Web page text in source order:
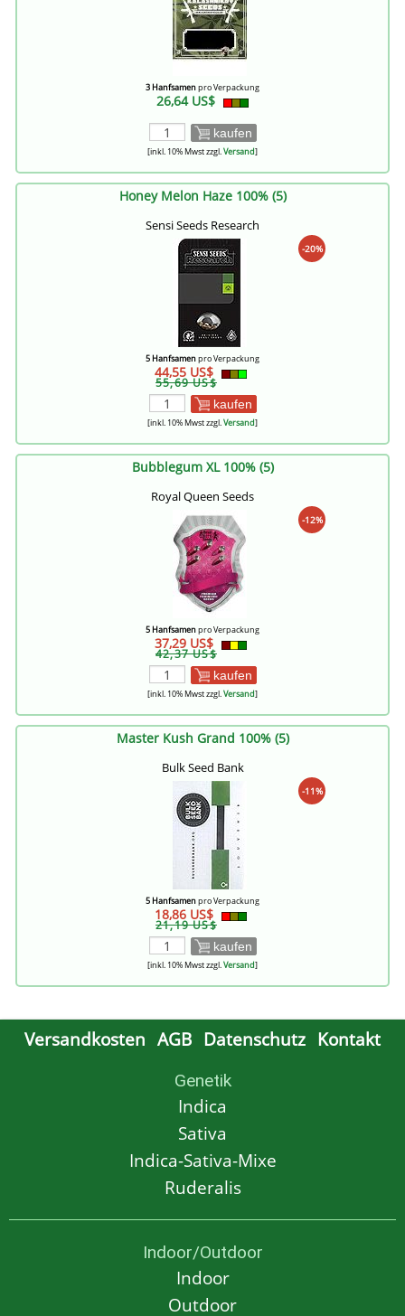
3 Hanfsamenpro Verpackung
26,64 US$
kaufen
[inkl. 10% Mwst zzgl.Versand]
Honey Melon Haze 100% (5)
Sensi Seeds Research
-20%
5 Hanfsamenpro Verpackung
44,55 US$
55,69 US$
kaufen
[inkl. 10% Mwst zzgl.Versand]
Bubblegum XL 100% (5)
Royal Queen Seeds
-12%
5 Hanfsamenpro Verpackung
37,29 US$
42,37 US$
kaufen
[inkl. 10% Mwst zzgl.Versand]
Master Kush Grand 100% (5)
Bulk Seed Bank
-11%
5 Hanfsamenpro Verpackung
18,86 US$
21,19 US$
kaufen
[inkl. 10% Mwst zzgl.Versand]
Versandkosten AGB Datenschutz Kontakt
Genetik
Indica
Sativa
Indica-Sativa-Mixe
Ruderalis
Indoor/Outdoor
Indoor
Outdoor